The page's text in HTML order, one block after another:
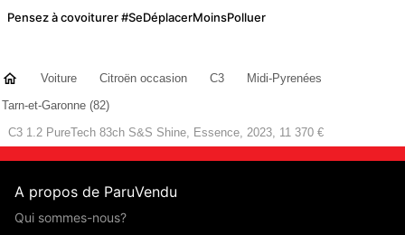
Pensez à covoiturer #SeDéplacerMoinsPolluer
Voiture Citroën occasion C3
Midi-Pyrenées
Tarn-et-Garonne (82)
C3 1.2 PureTech 83ch S&S Shine, Essence, 2023, 11 370 €
A propos de ParuVendu
Qui sommes-nous?